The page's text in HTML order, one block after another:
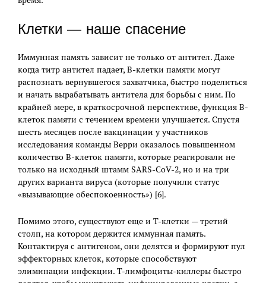
Клетки — наше спасение
Иммунная память зависит не только от антител. Даже
когда титр антител падает, В-клетки памяти могут
распознать вернувшегося захватчика, быстро поделиться
и начать вырабатывать антитела для борьбы с ним. По
крайней мере, в краткосрочной перспективе, функция В-
клеток памяти с течением времени улучшается. Спустя
шесть месяцев после вакцинации у участников
исследования команды Верри оказалось повышенном
количество В-клеток памяти, которые реагировали не
только на исходный штамм SARS-CoV-2, но и на три
других варианта вируса (которые получили статус
«вызывающие обеспокоенность») [6].
Помимо этого, существуют еще и Т-клетки — третий
столп, на котором держится иммунная память.
Контактируя с антигеном, они делятся и формируют пул
эффекторных клеток, которые способствуют
элиминации инфекции. Т-лимфоциты-киллеры быстро